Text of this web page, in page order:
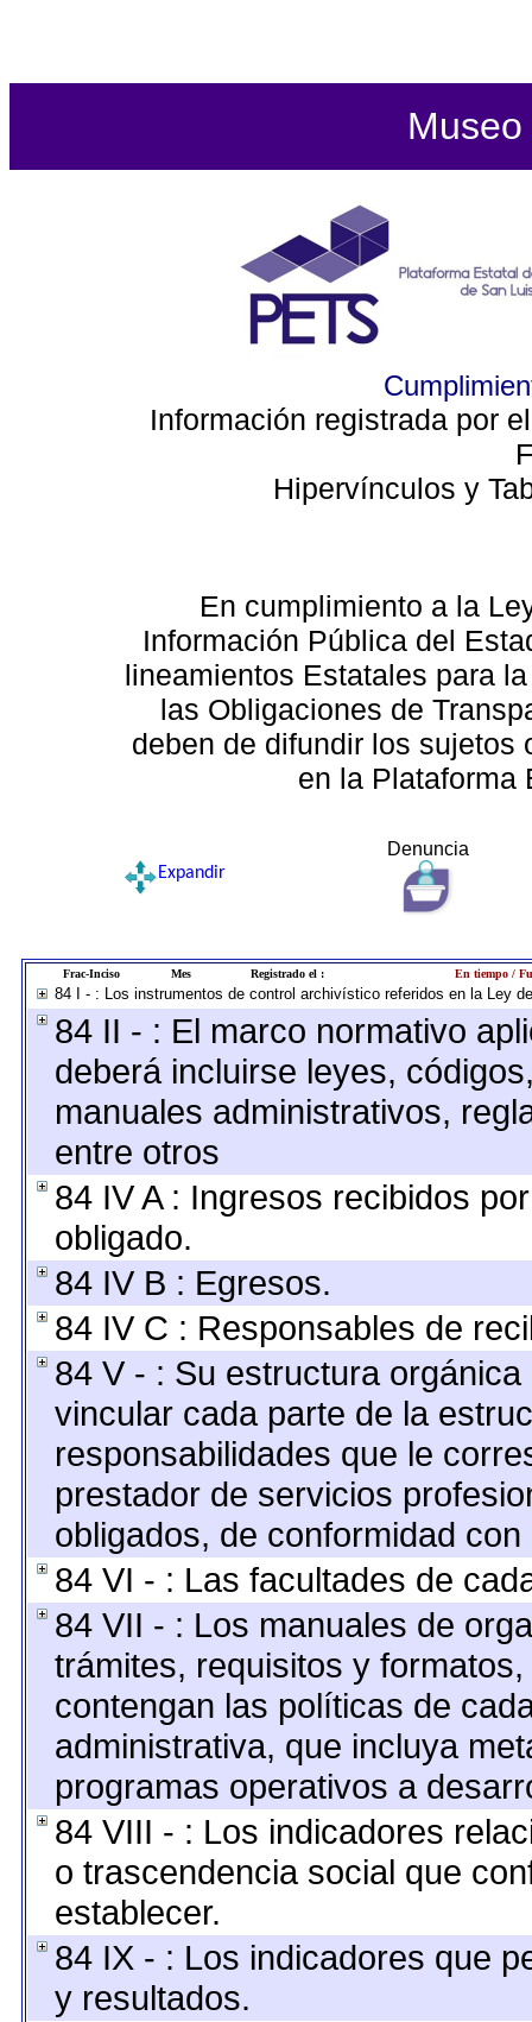
Información registrada por
Hipervínculos y
En cumplimiento a la
Información Pública del
lineamientos Estatales para
las Obligaciones de
deben de difundir los sujetos
en la Plataforma
Denuncia
Expandir
Frac-Inciso Mes Registrado el : En tiempo /
84 I - : Los instrumentos de control archivístico referidos en la Ley
84 II - : El marco normativo
deberá incluirse leyes,
manuales administrativos,
entre otros
84 IV A : Ingresos recibidos
obligado.
84 IV B : Egresos.
84 IV C : Responsables de
84 V - : Su estructura
vincular cada parte de la
responsabilidades que le
prestador de servicios
obligados, de conformidad
84 VI - : Las facultades de
84 VII - : Los manuales de
trámites, requisitos y
contengan las políticas de
administrativa, que incluya
programas operativos a
84 VIII - : Los indicadores
o trascendencia social que
establecer.
84 IX - : Los indicadores que
y resultados.